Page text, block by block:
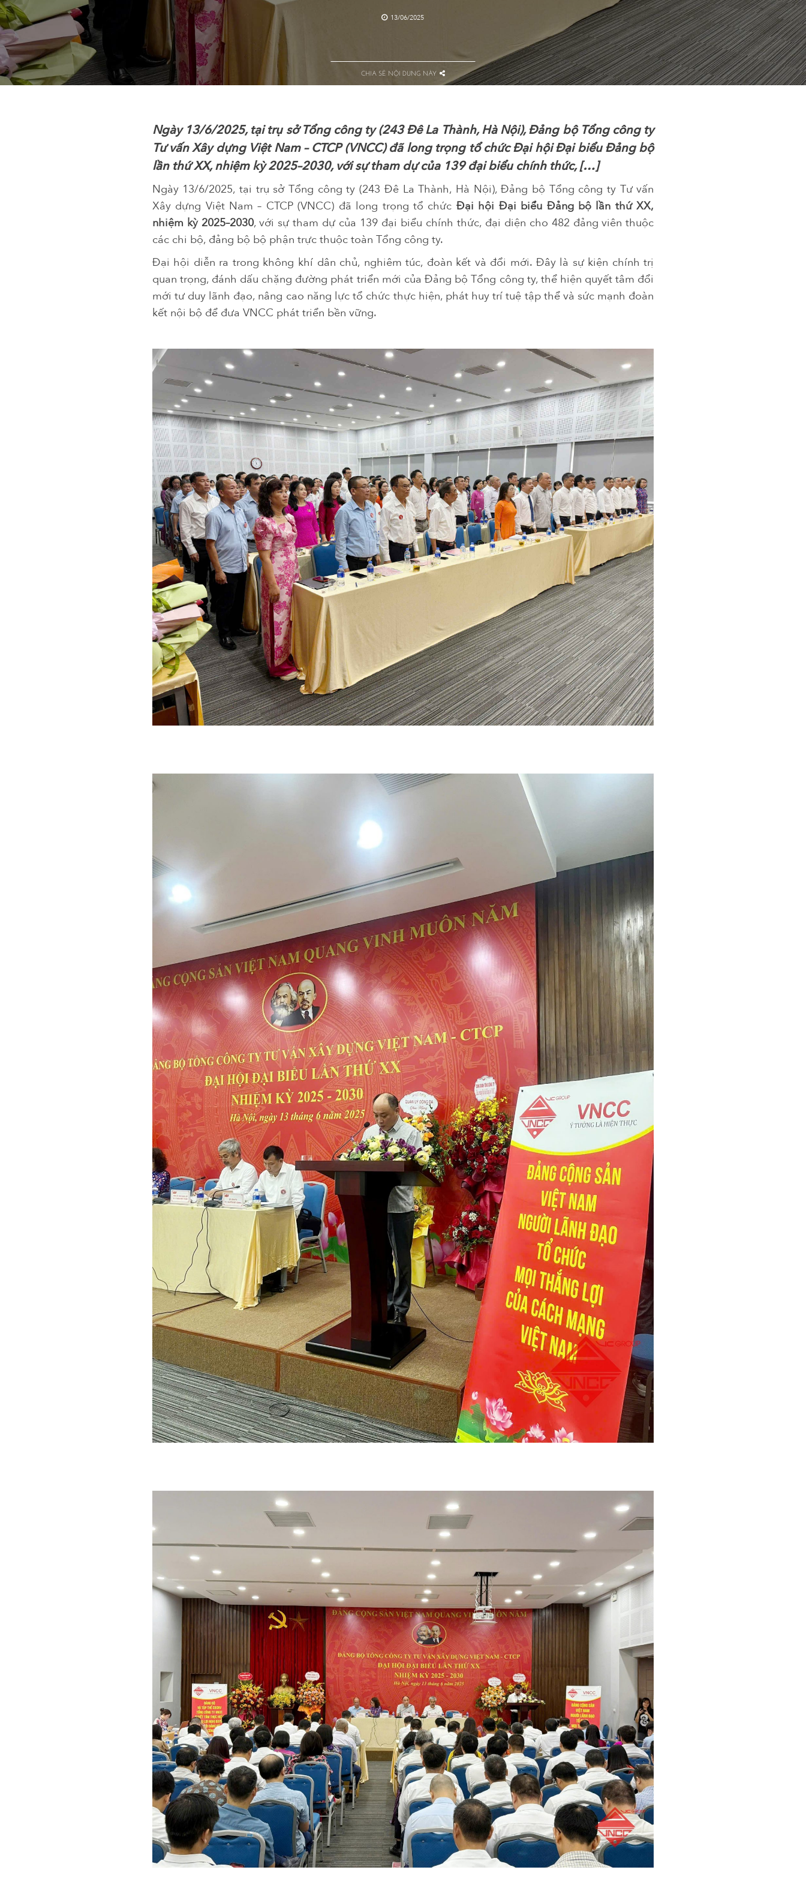
13/06/2025
CHIA SẺ NỘI DUNG NÀY
Ngày 13/6/2025, tại trụ sở Tổng công ty (243 Đê La Thành, Hà Nội), Đảng bộ Tổng công ty
Tư vấn Xây dựng Việt Nam – CTCP (VNCC) đã long trọng tổ chức Đại hội Đại biểu Đảng bộ
lần thứ XX, nhiệm kỳ 2025–2030, với sự tham dự của 139 đại biểu chính thức, […]
Ngày 13/6/2025, tại trụ sở Tổng công ty (243 Đê La Thành, Hà Nội), Đảng bộ Tổng công ty Tư vấn
Xây dựng Việt Nam – CTCP (VNCC) đã long trọng tổ chức Đại hội Đại biểu Đảng bộ lần thứ XX,
nhiệm kỳ 2025–2030, với sự tham dự của 139 đại biểu chính thức, đại diện cho 482 đảng viên thuộc
các chi bộ, đảng bộ bộ phận trực thuộc toàn Tổng công ty.
Đại hội diễn ra trong không khí dân chủ, nghiêm túc, đoàn kết và đổi mới. Đây là sự kiện chính trị
quan trọng, đánh dấu chặng đường phát triển mới của Đảng bộ Tổng công ty, thể hiện quyết tâm đổi
mới tư duy lãnh đạo, nâng cao năng lực tổ chức thực hiện, phát huy trí tuệ tập thể và sức mạnh đoàn
kết nội bộ để đưa VNCC phát triển bền vững.